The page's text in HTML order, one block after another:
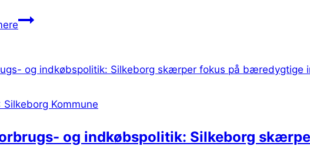
Dagplejen
hus
maj
Silkeborg Kommune
og indkøbspolitik: Silkeborg